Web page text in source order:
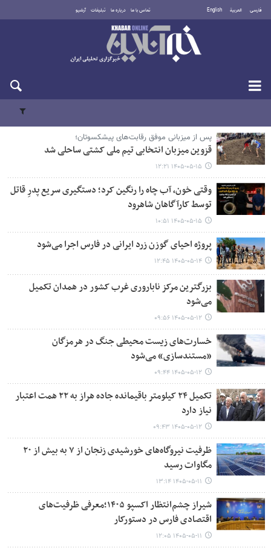
فارسی العربية English تماس با ما درباره ما تبلیغات آرشیو
جمعه ۱۶ مرداد ۱۴۰۵
پس از میزبانی موفق رقابت‌های پیشکسوتان؛
قزوین میزبان انتخابی تیم ملی کشتی ساحلی شد
۱۴۰۵-۰۵-۱۵ ۱۲:۲۱
وقتی خون، آب چاه را رنگین کرد؛ دستگیری سریع پدرِ قاتل
توسط کارآگاهان شاهرود
۱۴۰۵-۰۵-۱۵ ۱۰:۵۱
پروژه احیای گوزن زرد ایرانی در فارس اجرا می‌شود
۱۴۰۵-۰۵-۱۴ ۱۲:۴۵
بزرگترین مرکز ناباروری غرب کشور در همدان تکمیل
می‌شود
۱۴۰۵-۰۵-۱۲ ۰۹:۵۶
خسارت‌های زیست‌ محیطی جنگ در هرمزگان
«مستندسازی» می‌شود
۱۴۰۵-۰۵-۱۲ ۰۹:۴۴
تکمیل ۲۴ کیلومتر باقیمانده جاده هراز به ۲۲ همت اعتبار
نیاز دارد
۱۴۰۵-۰۵-۱۲ ۰۹:۴۳
ظرفیت نیروگاه‌های خورشیدی زنجان از ۷ به بیش از ۲۰
مگاوات رسید
۱۴۰۵-۰۵-۱۱ ۱۳:۱۴
شیراز چشم‌انتظار اکسپو ۱۴۰۵؛معرفی ظرفیت‌های
اقتصادی فارس در دستورکار
۱۴۰۵-۰۵-۱۱ ۱۲:۰۵